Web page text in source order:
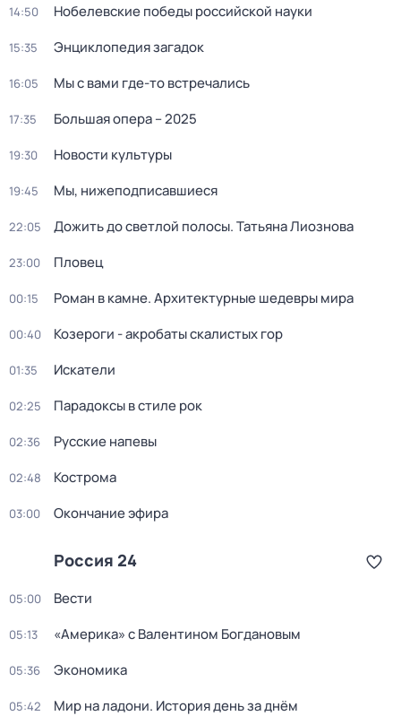
14:50 Нобелевские победы российской науки
15:35 Энциклопедия загадок
16:05 Мы с вами где-то встречались
17:35 Большая опера – 2025
19:30 Новости культуры
19:45 Мы, нижеподписавшиеся
22:05 Дожить до светлой полосы. Татьяна Лиознова
23:00 Пловец
00:15 Роман в камне. Архитектурные шедевры мира
00:40 Козероги - акробаты скалистых гор
01:35 Искатели
02:25 Парадоксы в стиле рок
02:36 Русские напевы
02:48 Кострома
03:00 Окончание эфира
Россия 24
05:00 Вести
05:13 «Америка» с Валентином Богдановым
05:36 Экономика
05:42 Мир на ладони. История день за днём